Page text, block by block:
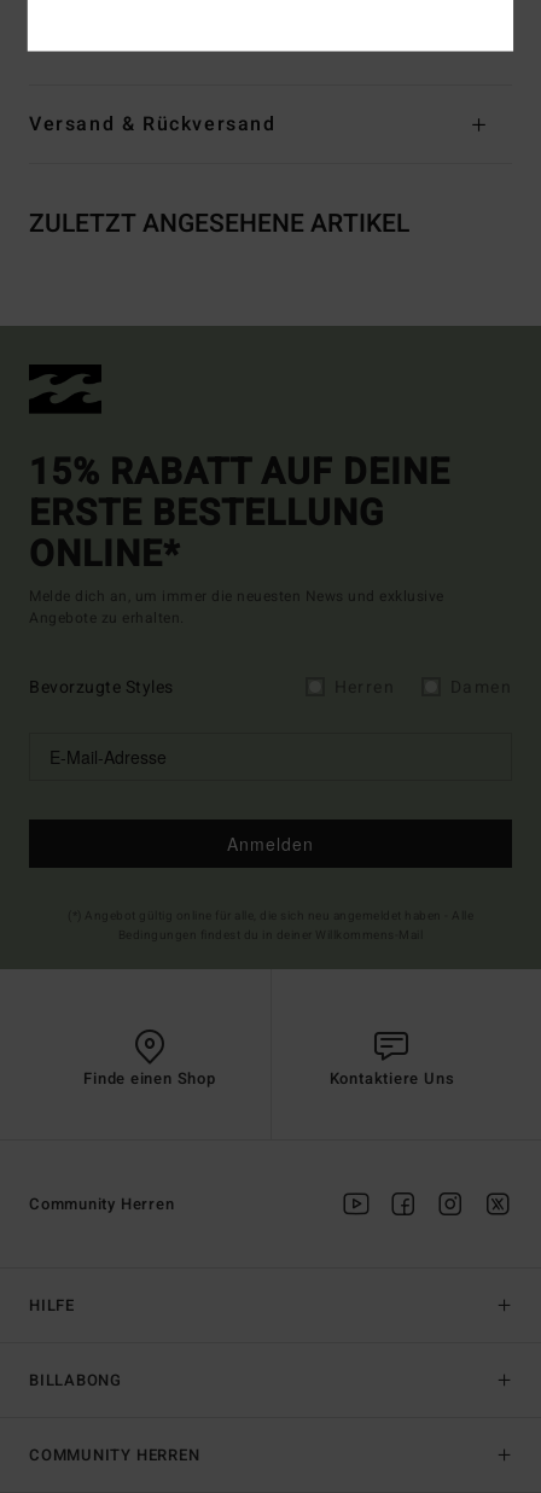
Versand & Rückversand
ZULETZT ANGESEHENE ARTIKEL
15% RABATT AUF DEINE
ERSTE BESTELLUNG
ONLINE*
Melde dich an, um immer die neuesten News und exklusive
Angebote zu erhalten.
Bevorzugte Styles
Anmelden
Finde einen Shop Kontaktiere Uns
HILFE
BILLABONG
Community Herren
COMMUNITY HERREN